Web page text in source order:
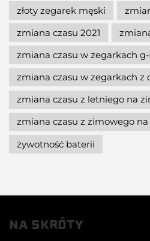
złoty zegarek męski
zmiana czasu 2021
zmiana czasu w zegarkach
zmiana czasu w zegarkach z
zmiana czasu z letniego na
zmiana czasu z zimowego
żywotność baterii
NA SKRÓTY